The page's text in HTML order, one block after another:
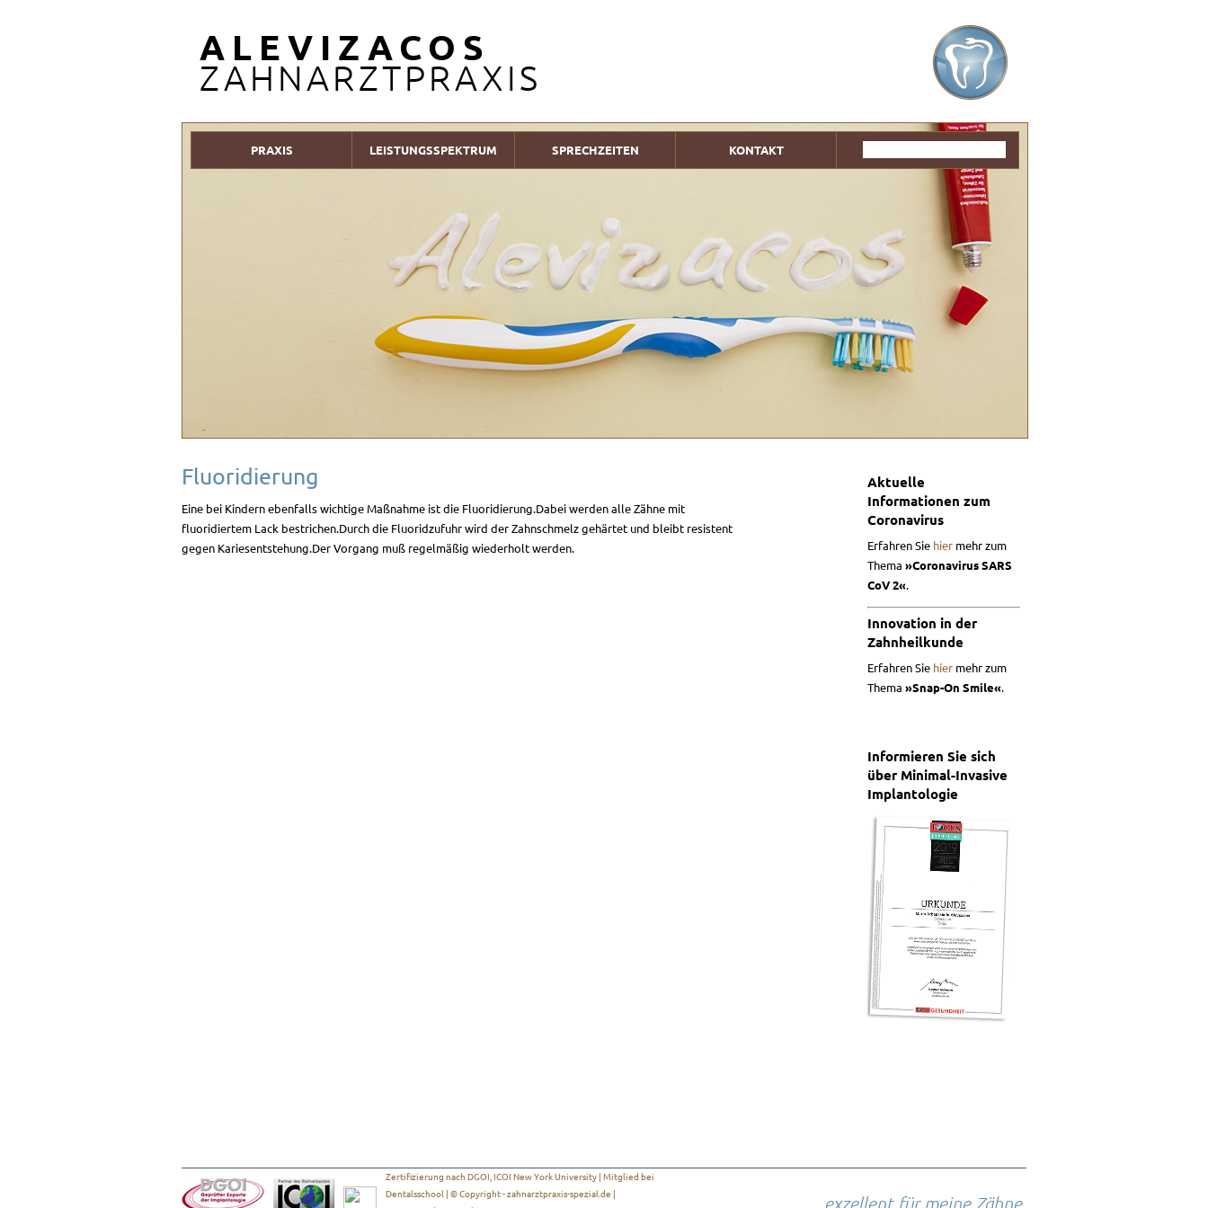
ALEVIZACOS
ZAHNARZTPRAXIS
PRAXIS LEISTUNGSSPEKTRUM SPRECHZEITEN KONTAKT
Fluoridierung
Eine bei Kindern ebenfalls wichtige Maßnahme ist die Fluoridierung.Dabei werden alle Zähne mit
fluoridiertem Lack bestrichen.Durch die Fluoridzufuhr wird der Zahnschmelz gehärtet und bleibt resistent
gegen Kariesentstehung.Der Vorgang muß regelmäßig wiederholt werden.
Aktuelle
Informationen zum
Coronavirus
Erfahren Sie hier mehr zum
Thema »Coronavirus SARS
CoV 2«
Innovation in der
Zahnheilkunde
Erfahren Sie hier mehr zum
Thema »Snap-On Smile«
Informieren Sie sich
über Minimal-Invasive
Implantologie
Zertifizierung nach DGOI, ICOI New York University | Mitglied bei
Dentalsschool | © Copyright -zahnarztpraxis-spezial.de